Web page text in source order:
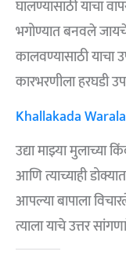
घालण्यासाठी याचा
भगोण्यात बनवले
कालवण्यासाठी याचा
कारभरणीला हरघडी
Khallakada
उद्या माझ्या मुलाच्या
आणि त्याच्याही
आपल्या बापाला
त्याला याचे उत्तर